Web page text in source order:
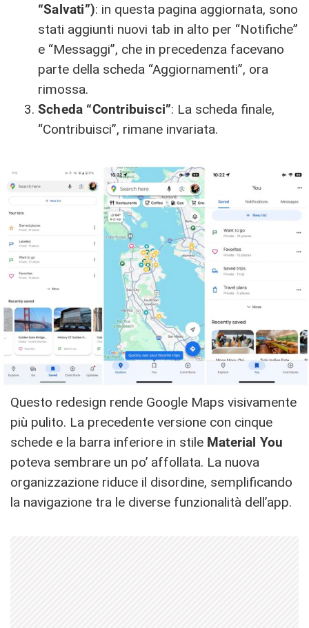
“Salvati”): in questa pagina aggiornata, sono
stati aggiunti nuovi tab in alto per “Notifiche”
e “Messaggi”, che in precedenza facevano
parte della scheda “Aggiornamenti”, ora
rimossa.
Scheda “Contribuisci”: La scheda finale,
“Contribuisci”, rimane invariata.
Questo redesign rende Google Maps visivamente
più pulito. La precedente versione con cinque
schede e la barra inferiore in stile Material You
poteva sembrare un po’ affollata. La nuova
organizzazione riduce il disordine, semplificando
la navigazione tra le diverse funzionalità dell’app.